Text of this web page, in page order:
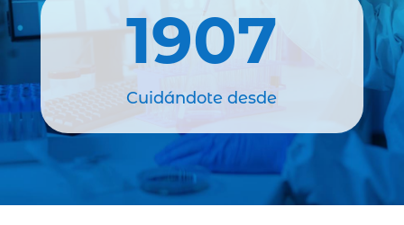
1907
Cuidándote desde